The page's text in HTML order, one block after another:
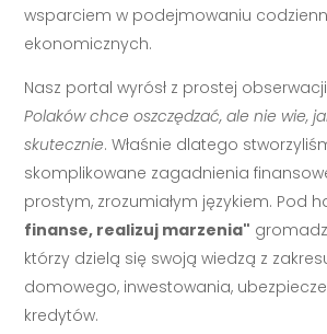
wsparciem w podejmowaniu
ekonomicznych.
Nasz portal wyrósł z prostej
Polaków chce oszczędzać, ale nie wie,
skutecznie. Właśnie dlatego
skomplikowane zagadnienia
prostym, zrozumiałym językiem. Pod
finanse, realizuj marzenia"
którzy dzielą się swoją wiedzą z
domowego, inwestowania,
kredytów.